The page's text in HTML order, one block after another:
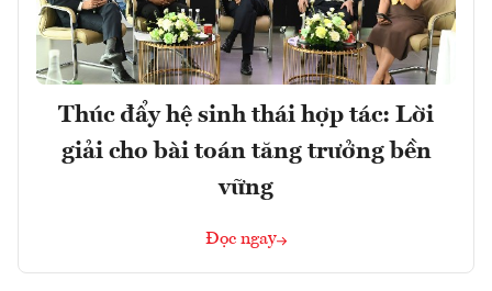
Thúc đẩy hệ sinh thái hợp tác: Lời
giải cho bài toán tăng trưởng bền
vững
Đọc ngay